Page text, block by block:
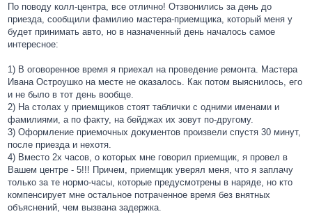
По поводу колл-центра, все отлично! Отзвонились за день до
приезда, сообщили фамилию мастера-приемщика, который меня у
будет принимать авто, но в назначенный день началось самое
интересное:
1) В оговоренное время я приехал на проведение ремонта. Мастера
Ивана Остроушко на месте не оказалось. Как потом выяснилось, его
и не было в тот день вообще.
2) На столах у приемщиков стоят таблички с одними именами и
фамилиями, а по факту, на бейджах их зовут по-другому.
3) Оформление приемочных документов произвели спустя 30 минут,
после приезда и нехотя.
4) Вместо 2х часов, о которых мне говорил приемщик, я провел в
Вашем центре - 5!!! Причем, приемщик уверял меня, что я заплачу
только за те нормо-часы, которые предусмотрены в наряде, но кто
компенсирует мне остальное потраченное время без внятных
объяснений, чем вызвана задержка.